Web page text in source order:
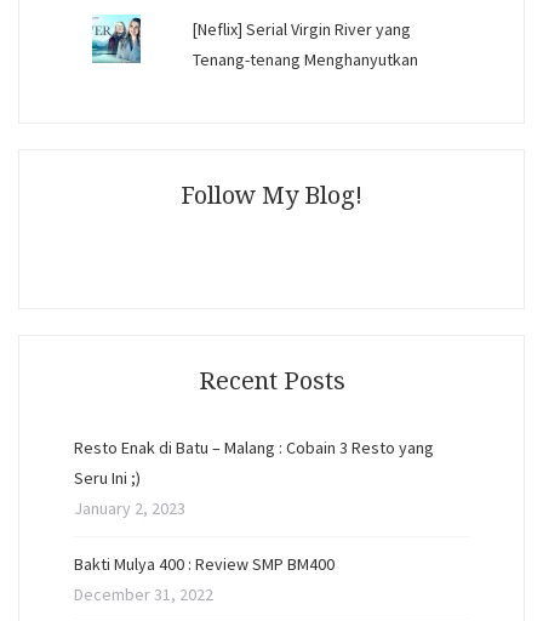
[Neflix] Serial Virgin River yang
Tenang-tenang Menghanyutkan
Follow My Blog!
Recent Posts
Resto Enak di Batu – Malang : Cobain 3 Resto yang
Seru Ini ;)
January 2, 2023
Bakti Mulya 400 : Review SMP BM400
December 31, 2022